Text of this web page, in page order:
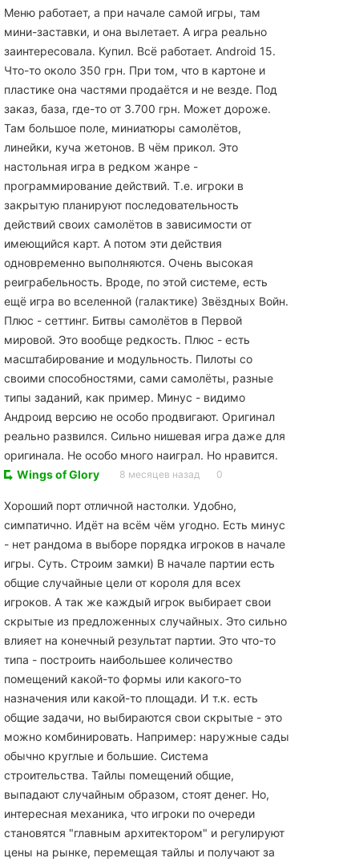
Меню работает, а при начале самой игры, там
мини-заставки, и она вылетает. А игра реально
заинтересовала. Купил. Всё работает. Android 15.
Что-то около 350 грн. При том, что в картоне и
пластике она частями продаётся и не везде. Под
заказ, база, где-то от 3.700 грн. Может дороже.
Там большое поле, миниатюры самолётов,
линейки, куча жетонов. В чём прикол. Это
настольная игра в редком жанре -
программирование действий. Т.е. игроки в
закрытую планируют последовательность
действий своих самолётов в зависимости от
имеющийся карт. А потом эти действия
одновременно выполняются. Очень высокая
реиграбельность. Вроде, по этой системе, есть
ещё игра во вселенной (галактике) Звёздных Войн.
Плюс - сеттинг. Битвы самолётов в Первой
мировой. Это вообще редкость. Плюс - есть
масштабирование и модульность. Пилоты со
своими способностями, сами самолёты, разные
типы заданий, как пример. Минус - видимо
Андроид версию не особо продвигают. Оригинал
реально развился. Сильно нишевая игра даже для
оригинала. Не особо много наиграл. Но нравится.
Wings of Glory
8 месяцев назад 0
Хороший порт отличной настолки. Удобно,
симпатично. Идёт на всём чём угодно. Есть минус
- нет рандома в выборе порядка игроков в начале
игры. Суть. Строим замки) В начале партии есть
общие случайные цели от короля для всех
игроков. А так же каждый игрок выбирает свои
скрытые из предложенных случайных. Это сильно
влияет на конечный результат партии. Это что-то
типа - построить наибольшее количество
помещений какой-то формы или какого-то
назначения или какой-то площади. И т.к. есть
общие задачи, но выбираются свои скрытые - это
можно комбинировать. Например: наружные сады
обычно круглые и большие. Система
строительства. Тайлы помещений общие,
выпадают случайным образом, стоят денег. Но,
интересная механика, что игроки по очереди
становятся "главным архитектором" и регулируют
цены на рынке, перемещая тайлы и получают за